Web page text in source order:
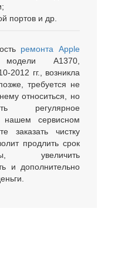
портов и др.
ремонта Apple
A1370,
2012 гг., возникла
требуется не
относиться, но
регулярное
нашем сервисном
заказать чистку
продлить срок
увеличить
и дополнительно